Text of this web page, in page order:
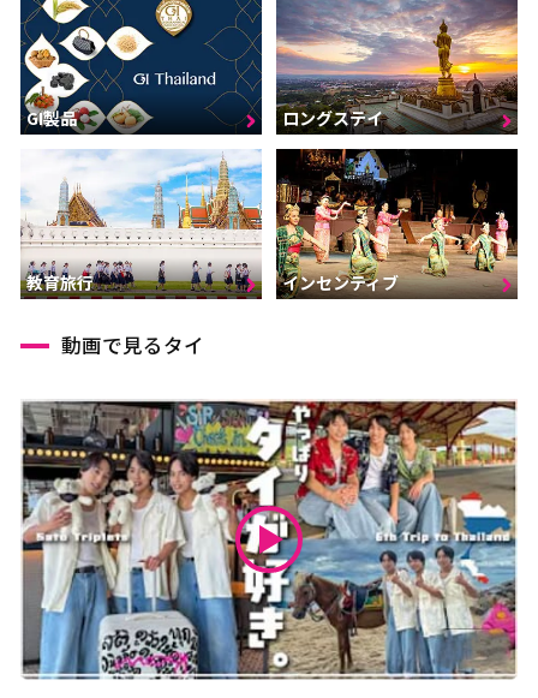
GI製品 ロングステイ
教育旅行 インセンティブ
動画で見るタイ